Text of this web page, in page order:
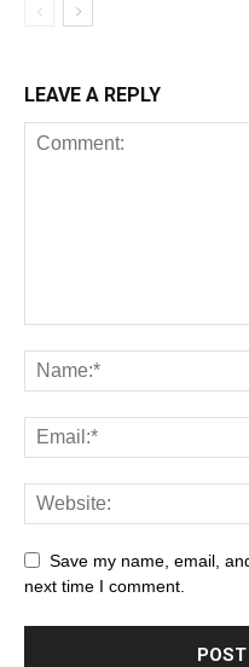
LEAVE A REPLY
Save my name, email,
next time I comment.